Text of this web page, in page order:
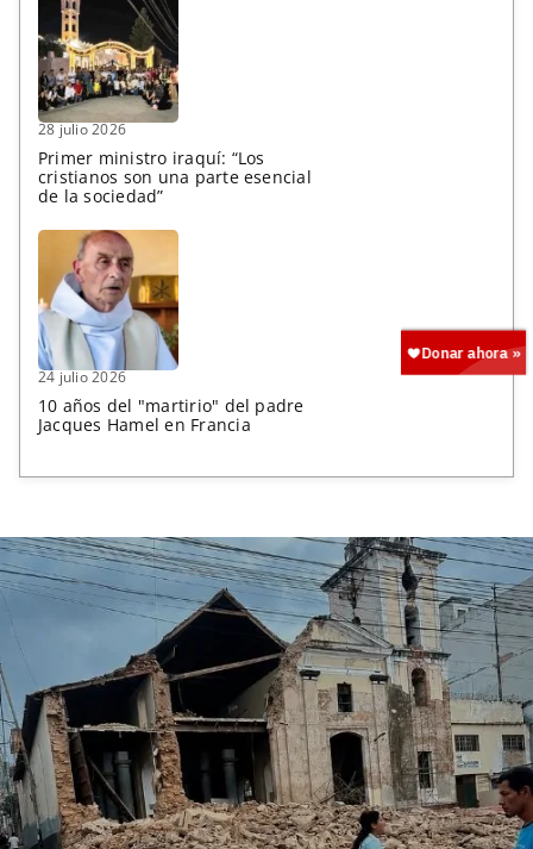
28 julio 2026
Primer ministro iraquí: “Los
cristianos son una parte esencial
de la sociedad”
24 julio 2026
10 años del "martirio" del padre
Jacques Hamel en Francia